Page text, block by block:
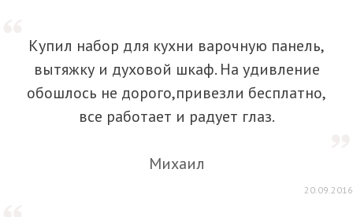
Купил набор для кухни варочную панель,
вытяжку и духовой шкаф. На удивление
обошлось не дорого,привезли бесплатно,
все работает и радует глаз.
Михаил
20.09.2016